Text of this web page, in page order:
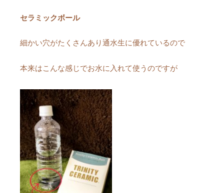
セラミックボール
細かい穴がたくさんあり通水生に優れているので
本来はこんな感じでお水に入れて使うのですが